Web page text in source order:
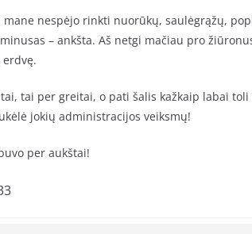
mane nespėjo rinkti nuorūkų, saulėgrąžų,
– ankšta. Aš netgi mačiau pro
tai per greitai, o pati šalis kažkaip labai
jokių administracijos veiksmų!
per aukštai!